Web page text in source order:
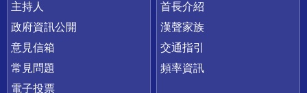
主持人
政府資訊公開
意見信箱
常見問題
電子投票
首長介紹
漢聲家族
交通指引
頻率資訊